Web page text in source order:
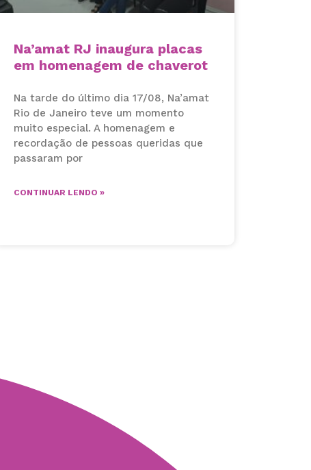
Na’amat RJ inaugura placas
em homenagem de chaverot
Na tarde do último dia 17/08, Na’amat
Rio de Janeiro teve um momento
muito especial. A homenagem e
recordação de pessoas queridas que
passaram por
CONTINUAR LENDO »